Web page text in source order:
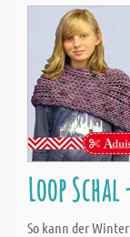
Loop
So kann der